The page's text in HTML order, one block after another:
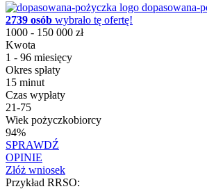
dopasowana-
2739 osób wybrało tę ofertę!
1000 - 150 000 zł
Kwota
1 - 96 miesięcy
Okres spłaty
15 minut
Czas wypłaty
21-75
Wiek pożyczkobiorcy
94%
SPRAWDŹ
OPINIE
Złóż wniosek
Przykład RRSO: